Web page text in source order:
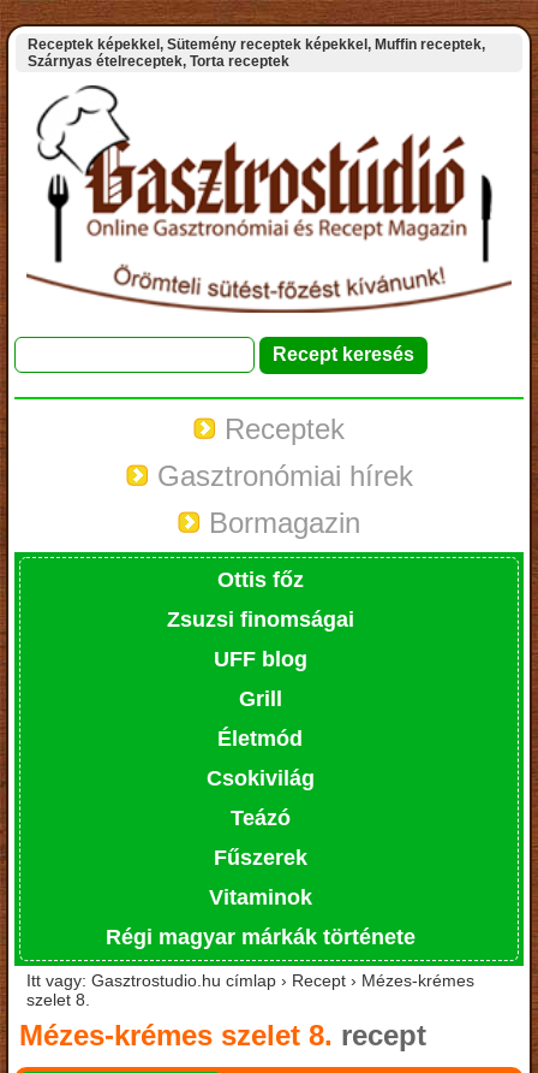
Receptek képekkel, Sütemény receptek képekkel, Muffin receptek,
Szárnyas ételreceptek, Torta receptek
Receptek
Gasztronómiai hírek
Bormagazin
Ottis főz
Zsuzsi finomságai
UFF blog
Grill
Életmód
Csokivilág
Teázó
Fűszerek
Vitaminok
Régi magyar márkák története
Itt vagy: Gasztrostudio.hu címlap › Recept › Mézes-krémes
szelet 8.
Mézes-krémes szelet 8. recept